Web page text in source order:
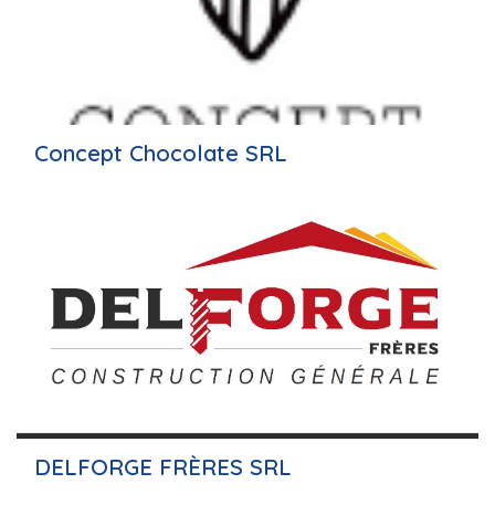
Concept Chocolate SRL
DELFORGE FRÈRES SRL